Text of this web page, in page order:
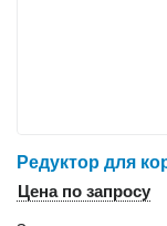
Редуктор для
Цена по запросу